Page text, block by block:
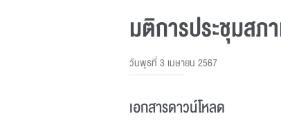
มติการประชุมสภ
วันพุธที่ 3 เมษายน 2567
เอกสารดาวน์โหลด